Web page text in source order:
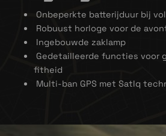
smartwatch-modus met
Onbeperkte batterijduur bij
Robuust horloge voor de
Ingebouwde zaklamp
Gedetailleerde functies voor
fitheid
Multi-ban GPS met SatIq